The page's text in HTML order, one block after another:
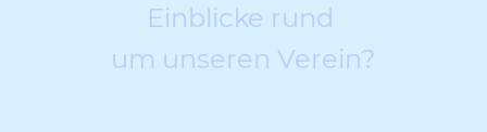
Einblicke rund
um unseren Verein?